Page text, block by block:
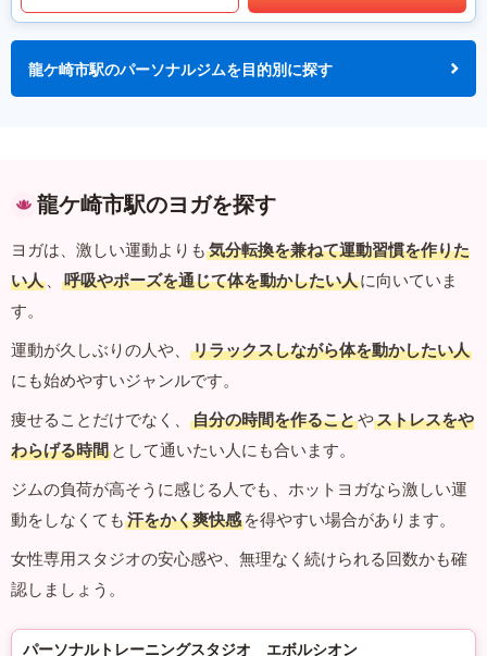
龍ケ崎市駅のパーソナルジムを目的別に探す
龍ケ崎市駅のヨガを探す
ヨガは、激しい運動よりも 気分転換を兼ねて運動習慣を作りた
い人 、 呼吸やポーズを通じて体を動かしたい人に向いていま
す。
運動が久しぶりの人や、
リラックスしながら体を動かしたい人
にも始めやすいジャンルです。
痩せることだけでなく、
自分の時間を作ることやストレスをや
わらげる時間 として通いたい人にも合います。
ジムの負荷が高そうに感じる人でも、ホットヨガなら激しい運
動をしなくても 汗をかく爽快感 を得やすい場合があります。
女性専用スタジオの安心感や、無理なく続けられる回数かも確
認しましょう。
パーソナルトレーニングスタジオ エボルシオン